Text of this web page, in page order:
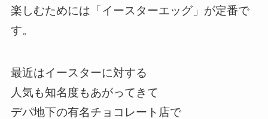
楽しむためには「イースターエッグ」が定番で
す。
最近はイースターに対する
人気も知名度もあがってきて
デパ地下の有名チョコレート店で